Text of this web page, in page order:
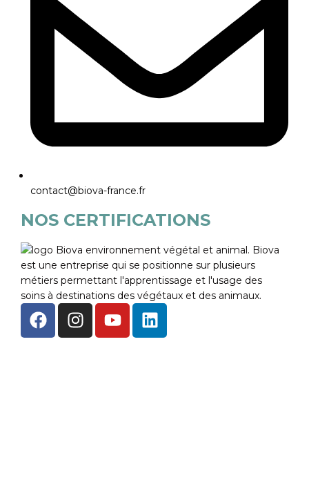
contact@biova-france.fr
NOS CERTIFICATIONS